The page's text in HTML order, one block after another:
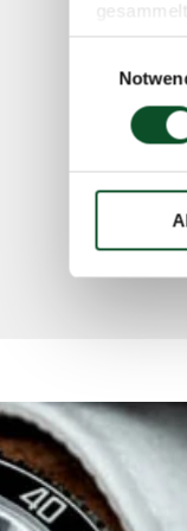
0106
61,